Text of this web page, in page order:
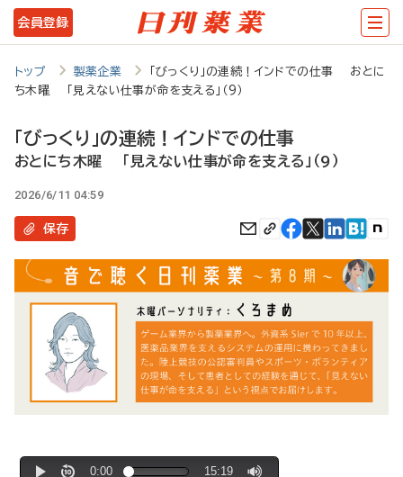
メ
イ
テ
ツ
に
会員登録
トップ 製薬企業
「びっくり」の連続！インドでの仕事 おとに
ち木曜 「見えない仕事が命を支える」（9）
「びっくり」の連続！インドでの仕事
おとにち木曜 「見えない仕事が命を支える」（9）
2026/6/11 04:59
保存